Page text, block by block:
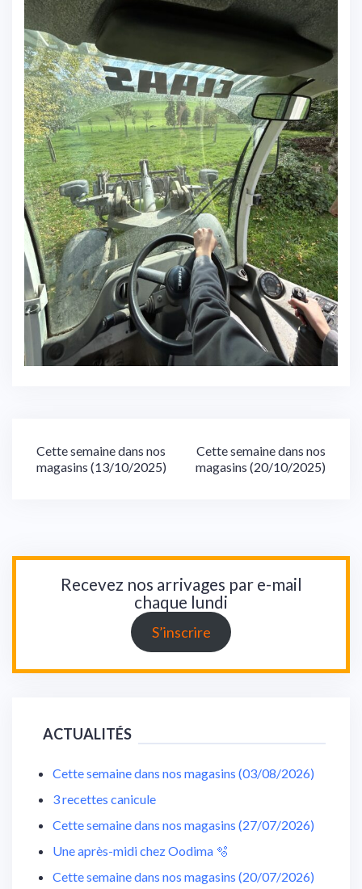
Navigation
de
Cette semaine dans nos
magasins (13/10/2025)
Cette semaine dans nos
magasins (20/10/2025)
Recevez nos arrivages par e-mail
chaque lundi
S’inscrire
ACTUALITÉS
Cette semaine dans nos magasins (03/08/2026)
3 recettes canicule
Cette semaine dans nos magasins (27/07/2026)
Une après-midi chez Oodima 🫧
Cette semaine dans nos magasins (20/07/2026)